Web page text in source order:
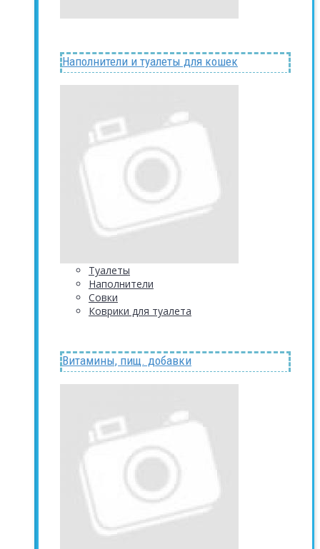
Наполнители и туалеты для кошек
Туалеты
Наполнители
Совки
Коврики для туалета
Витамины, пищ. добавки